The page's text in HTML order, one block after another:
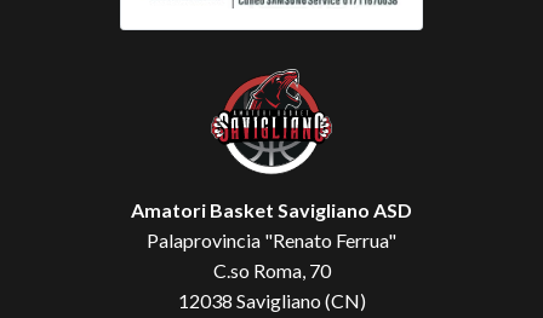
Amatori Basket Savigliano ASD
Palaprovincia "Renato Ferrua"
C.so Roma, 70
12038 Savigliano (CN)